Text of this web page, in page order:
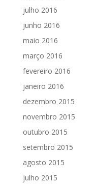
julho 2016
junho 2016
maio 2016
março 2016
fevereiro 2016
janeiro 2016
dezembro 2015
novembro 2015
outubro 2015
setembro 2015
agosto 2015
julho 2015